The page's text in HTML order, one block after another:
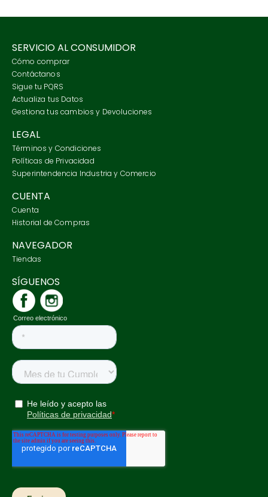
SERVICIO AL CONSUMIDOR
Cómo comprar
Contáctanos
Sigue tu PQRS
Actualiza tus Datos
Gestiona tus cambios y Devoluciones
LEGAL
Términos y Condiciones
Políticas de Privacidad
Superintendencia Industria y Comercio
CUENTA
Cuenta
Historial de Compras
NAVEGADOR
Tiendas
SÍGUENOS